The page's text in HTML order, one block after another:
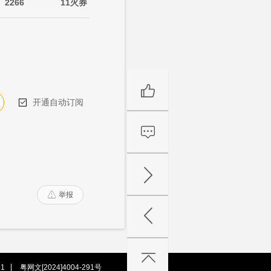
2266 11火券
 开通自动订阅
 举报
粤网文[2024]4004-291号